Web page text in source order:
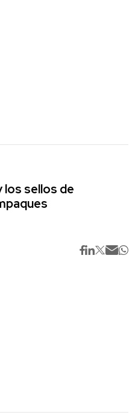
los sellos de